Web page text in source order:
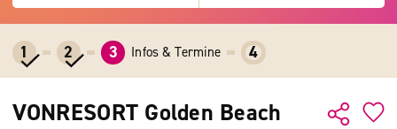
1 2 3 Infos & Termine 4
VONRESORT Golden Beach